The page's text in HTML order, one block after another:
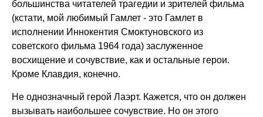
большинства читателей трагедии и зрителей фильма
(кстати, мой любимый Гамлет - это Гамлет в
исполнении Иннокентия Смоктуновского из
советского фильма 1964 года) заслуженное
восхищение и сочувствие, как и остальные герои.
Кроме Клавдия, конечно.
Не однозначный герой Лаэрт. Кажется, что он должен
вызывать наибольшее сочувствие. Но он этого